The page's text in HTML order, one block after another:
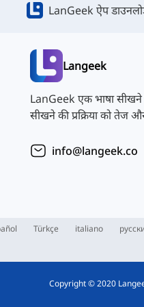
LanGeek ऐप
Langeek
LanGeek एक भाषा
सीखने की प्रक्रिया को तेज
info@langeek.co
Türkçe italiano
Copyright © 2020